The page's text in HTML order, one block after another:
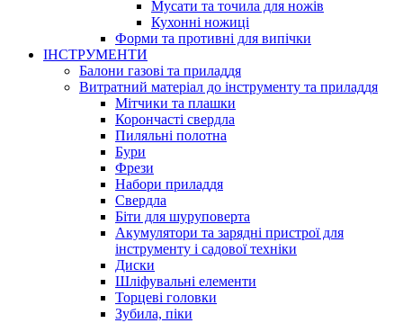
Мусати та точила для ножів
Кухонні ножиці
Форми та противні для випічки
ІНСТРУМЕНТИ
Балони газові та приладдя
Витратний матеріал до інструменту та приладдя
Мітчики та плашки
Корончасті свердла
Пиляльні полотна
Бури
Фрези
Набори приладдя
Свердла
Біти для шуруповерта
Акумулятори та зарядні пристрої для
інструменту і садової техніки
Диски
Шліфувальні елементи
Торцеві головки
Зубила, піки